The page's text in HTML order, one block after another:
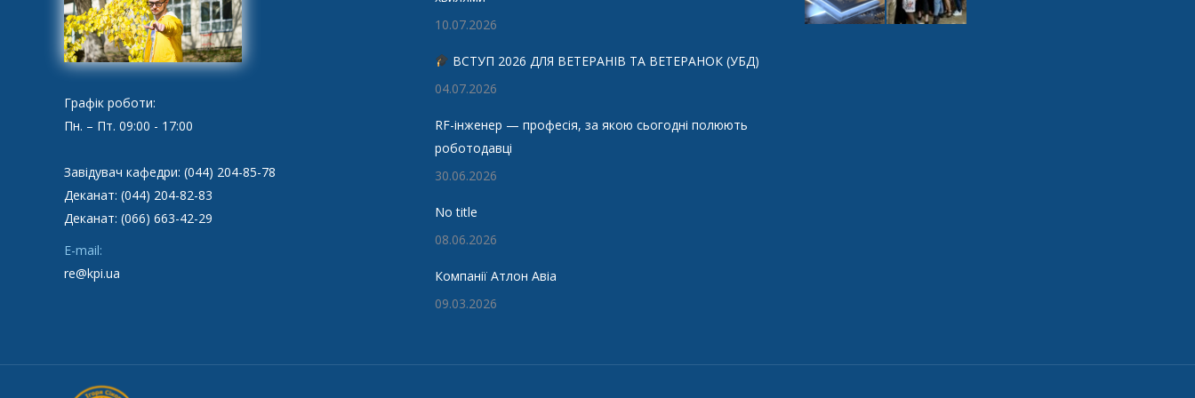
Графік роботи:
Пн. – Пт. 09:00 - 17:00
Завідувач кафедри: (044) 204-85-78
Деканат: (044) 204-82-83
Деканат: (066) 663-42-29
E-mail:
re@kpi.ua
10.07.2026
ВСТУП 2026 ДЛЯ ВЕТЕРАНІВ ТА ВЕТЕРАНОК (УБД)
04.07.2026
RF-інженер — професія, за якою сьогодні полюють
роботодавці
30.06.2026
No title
08.06.2026
Компанії Атлон Авіа
09.03.2026